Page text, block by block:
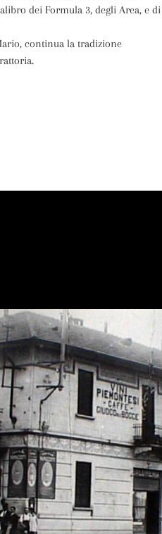
dei Formula 3, degli Area, e
continua la tradizione